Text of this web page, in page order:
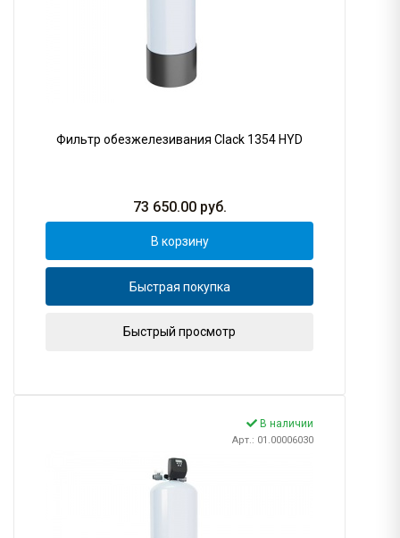
Фильтр обезжелезивания Clack 1354 HYD
73 650.00руб.
В корзину
Быстрая покупка
Быстрый просмотр
В наличии
Арт.: 01.00006030